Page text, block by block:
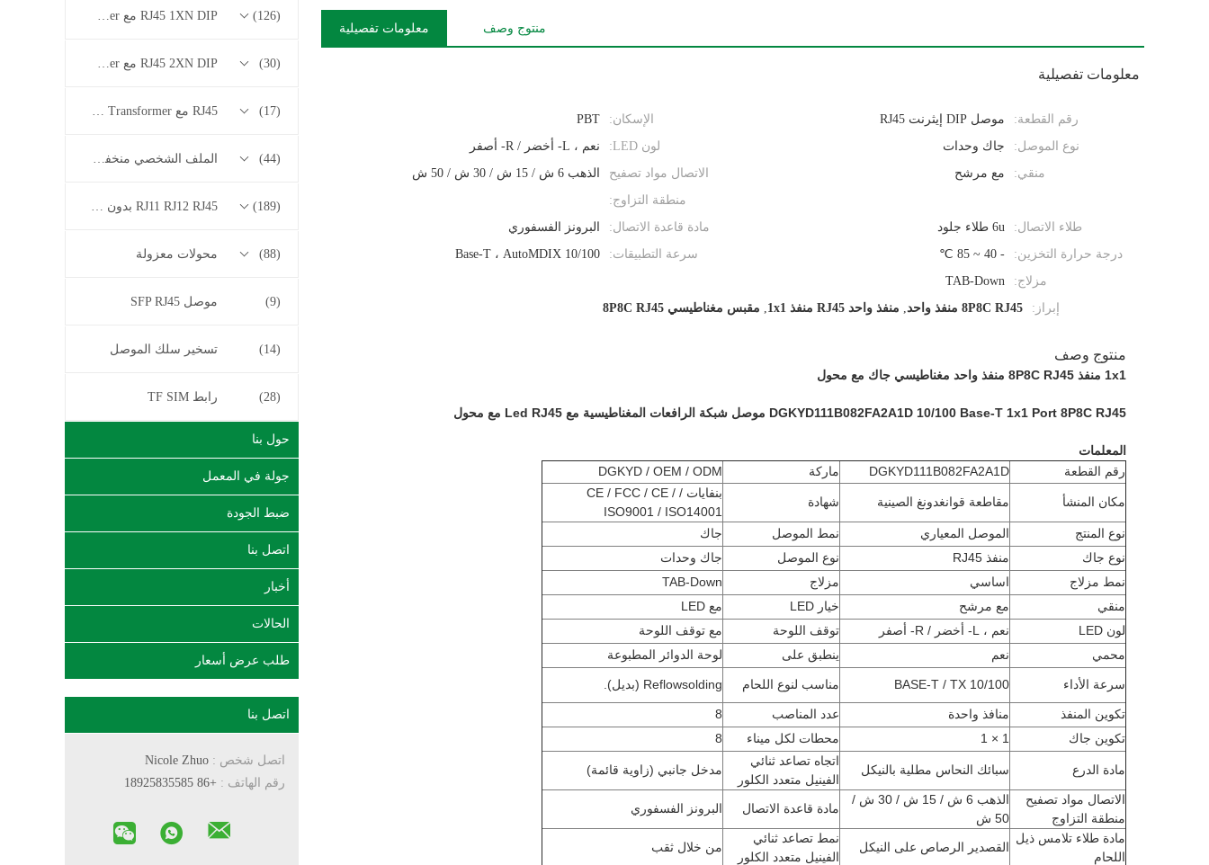
RJ45 1XN DIP مع 10/100/1000M Base-T Series Transformer (126)
RJ45 2XN DIP مع 10/100/1000M Base-T Series Transformer (30)
RJ45 مع 2.5G / 5G / 10G Base-T Series Transformer (17)
الملف الشخصي منخفض RJ45 (44)
RJ11 RJ12 RJ45 بدون سلسلة المحولات (189)
محولات معزولة (88)
موصل SFP RJ45 (9)
تسخير سلك الموصل (14)
رابط TF SIM (28)
حول بنا
جولة في المعمل
ضبط الجودة
اتصل بنا
أخبار
الحالات
طلب عرض أسعار
اتصل بنا
اتصل شخص :
رقم الهاتف : +86 18925835585
معلومات تفصيلية منتوج وصف
معلومات تفصيلية
رقم القطعة: موصل DIP إيثرنت RJ45 الإسكان:
PBT
نوع الموصل:
جاك وحدات لون LED:
نعم ، L- أخضر / R- أصفر
منقي:
مع مرشح
الاتصال مواد تصفيح
منطقة التزاوج:
الذهب 6 ش / 15 ش / 30 ش / 50 ش
طلاء الاتصال: 6u طلاء جلود مادة قاعدة الاتصال:
البرونز الفسفوري
درجة حرارة التخزين:
- 40 ~ 85 ℃ سرعة التطبيقات:
10/100 Base-T ، AutoMDIX
مزلاج:
TAB-Down
إبراز:
8P8C RJ45 منفذ واحد , منفذ واحد RJ45 منفذ 1x1 , مقبس مغناطيسي 8P8C RJ45
منتوج وصف
1x1 منفذ 8P8C RJ45 منفذ واحد مغناطيسي جاك مع محول
DGKYD111B082FA2A1D 10/100 Base-T 1x1 Port 8P8C RJ45 موصل شبكة الرافعات المغناطيسية مع Led RJ45 مع محول
المعلمات
رقم القطعة
DGKYD111B082FA2A1D ماركة DGKYD / OEM / ODM
مكان المنشأ مقاطعة قوانغدونغ الصينية شهادة
بنفايات / CE / FCC / CE /
ISO9001 / ISO14001
نوع المنتج
الموصل المعياري نمط الموصل
جاك
نوع جاك
منفذ RJ45 نوع الموصل
جاك وحدات
نمط مزلاج
اساسي مزلاج
TAB-Down
منقي
مع مرشح خيار LED
مع LED
لون LED
نعم ، L- أخضر / R- أصفر توقف اللوحة
مع توقف اللوحة
محمي
نعم ينطبق على لوحة الدوائر المطبوعة
سرعة الأداء 10/100 BASE-T / TX مناسب لنوع اللحام Reflowsolding (بديل).
تكوين المنفذ منافذ واحدة عدد المناصب
8
تكوين جاك
1 × 1 محطات لكل ميناء 8
مادة الدرع سبائك النحاس مطلية بالنيكل
اتجاه تصاعد ثنائي
الفينيل متعدد الكلور
مدخل جانبي (زاوية قائمة)
الاتصال مواد تصفيح
منطقة التزاوج
الذهب 6 ش / 15 ش / 30 ش /
50 ش
مادة قاعدة الاتصال البرونز الفسفوري
مادة طلاء تلامس ذيل
اللحام
القصدير الرصاص على النيكل
نمط تصاعد ثنائي
الفينيل متعدد الكلور
من خلال ثقب